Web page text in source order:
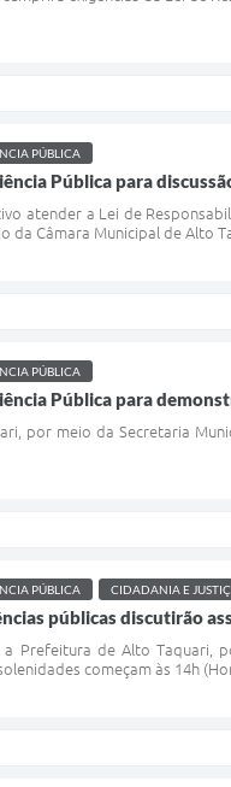
PÚBLICA
Pública para
atender a Lei de
da Câmara Municipal de Alto
PÚBLICA
Pública para
por meio da Secretaria
PÚBLICA CIDADANIA E
públicas discutirão
a Prefeitura de Alto Taquari,
começam às 14h